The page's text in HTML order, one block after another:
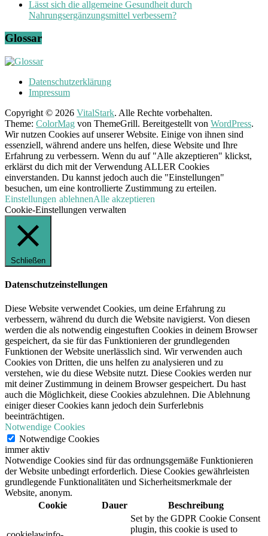
Lässt sich die allgemeine Gesundheit durch
Nahrungsergänzungsmittel verbessern?
Glossar
Datenschutzerklärung
Impressum
Copyright © 2026 VitalStark. Alle Rechte vorbehalten.
Theme: ColorMag von ThemeGrill. Bereitgestellt von WordPress.
Wir nutzen Cookies auf unserer Website. Einige von ihnen sind
essenziell, während andere uns helfen, diese Website und Ihre
Erfahrung zu verbessern. Wenn du auf "Alle akzeptieren" klickst,
erklärst du dich mit der Verwendung ALLER Cookies
einverstanden. Du kannst jedoch auch die "Einstellungen"
besuchen, um eine kontrollierte Zustimmung zu erteilen.
Einstellungen ablehnenAlle akzeptieren
Cookie-Einstellungen verwalten
Schließen
Datenschutzeinstellungen
Diese Website verwendet Cookies, um deine Erfahrung zu
verbessern, während du durch die Website navigierst. Von diesen
werden die als notwendig eingestuften Cookies in deinem Browser
gespeichert, da sie für das Funktionieren der grundlegenden
Funktionen der Website unerlässlich sind. Wir verwenden auch
Cookies von Dritten, die uns helfen zu analysieren und zu
verstehen, wie du diese Website nutzt. Diese Cookies werden nur
mit deiner Zustimmung in deinem Browser gespeichert. Du hast
auch die Möglichkeit, diese Cookies abzulehnen. Die Ablehnung
einiger dieser Cookies kann jedoch dein Surferlebnis
beeinträchtigen.
Notwendige Cookies
Notwendige Cookies
immer aktiv
Notwendige Cookies sind für das ordnungsgemäße Funktionieren
der Website unbedingt erforderlich. Diese Cookies gewährleisten
grundlegende Funktionalitäten und Sicherheitsmerkmale der
Website, anonym.
Cookie
Dauer Beschreibung
Set by the GDPR Cookie Consent
plugin, this cookie is used to